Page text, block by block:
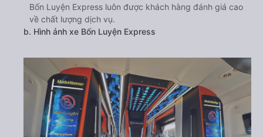
Bốn Luyện Express luôn được khách hàng đánh giá cao
về chất lượng dịch vụ.
b. Hình ảnh xe Bốn Luyện Express